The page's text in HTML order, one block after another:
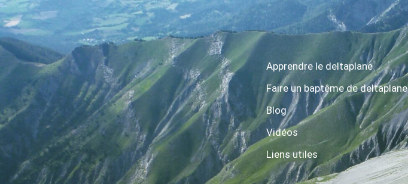
Apprendre le deltaplane
Faire un baptême de deltaplane
Blog
Vidéos
Liens utiles